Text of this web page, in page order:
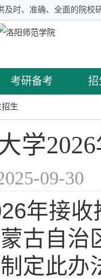
及时、准确、全面的院校
考研备考 招
生
学
09-
年接
古自治
定此办